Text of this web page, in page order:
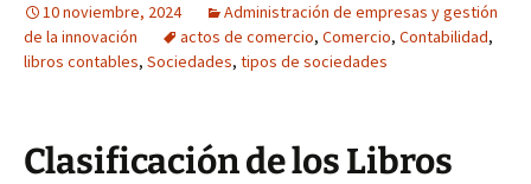
10 noviembre, 2024
Administración de empresas y gestión
de la innovación
actos de comercio, Comercio, Contabilidad,
libros contables, Sociedades, tipos de sociedades
Clasificación de los Libros